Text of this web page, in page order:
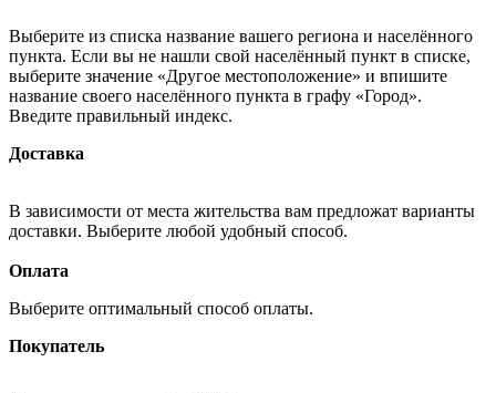
Выберите из списка название вашего региона и населённого
пункта. Если вы не нашли свой населённый пункт в списке,
выберите значение «Другое местоположение» и впишите
название своего населённого пункта в графу «Город».
Введите правильный индекс.
Доставка
В зависимости от места жительства вам предложат варианты
доставки. Выберите любой удобный способ.
Оплата
Выберите оптимальный способ оплаты.
Покупатель